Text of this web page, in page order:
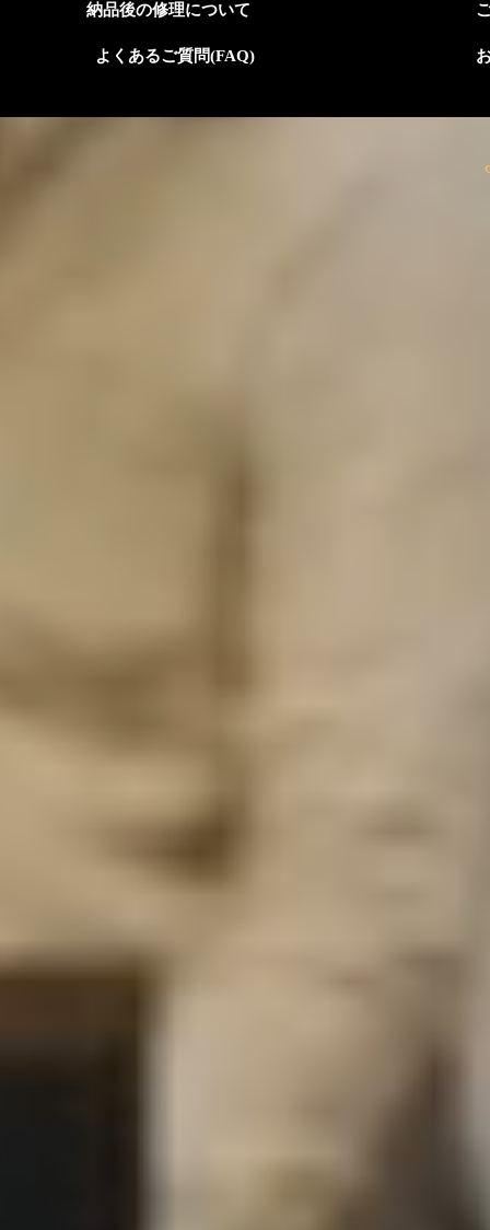
​納品後の修理について
​よくあるご質問(FAQ)